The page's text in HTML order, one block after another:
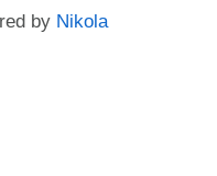
by Nikola